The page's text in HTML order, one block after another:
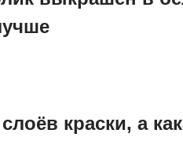
краски, а